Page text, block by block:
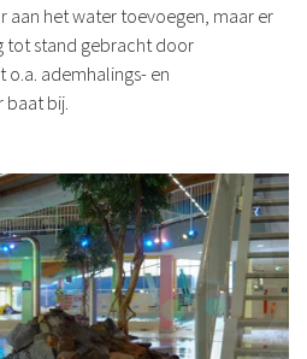
aan het water toevoegen, maar er
stand gebracht door
o.a. ademhalings- en
baat bij.